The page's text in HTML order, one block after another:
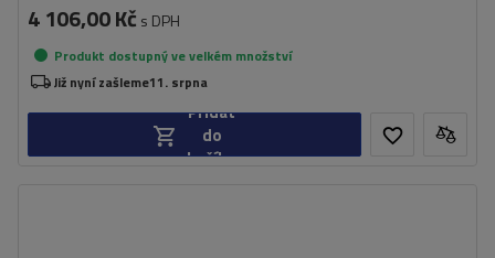
4 106,00 Kč s DPH
Produkt dostupný ve velkém množství
Již nyní zašleme11. srpna
Přidat
do
košíku